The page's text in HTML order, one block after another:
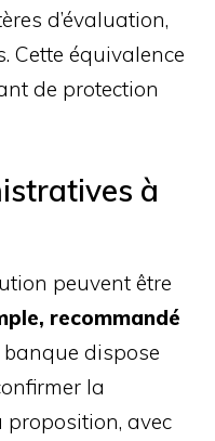
d’évaluation,
Cette équivalence
de protection
à
peuvent être
recommandé
banque dispose
la
avec